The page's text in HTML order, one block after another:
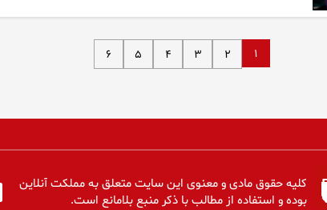
۱ ۲ ۳ ۴ ۵ ۶
کلیه حقوق مادی و معنوی این سایت متعلق به مملکت آنلاین
بوده و استفاده از مطالب با ذکر منبع بلامانع است.